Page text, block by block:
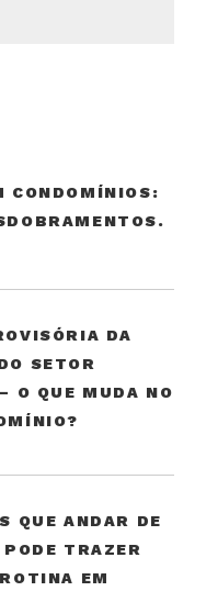
CONDOMÍNIOS:
DA
SETOR
O QUE MUDA NO
QUE ANDAR DE
TRAZER
EM